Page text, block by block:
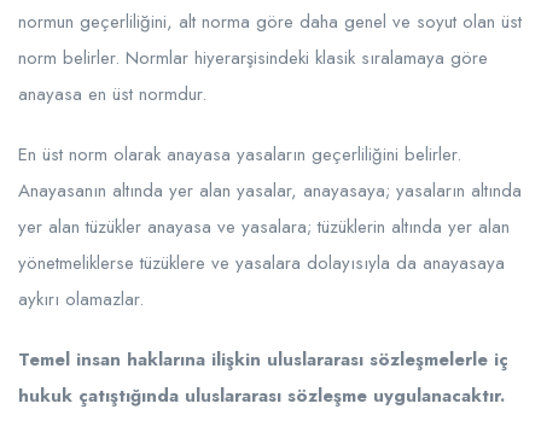
normun geçerliliğini, alt norma göre daha genel ve soyut olan üst
norm belirler. Normlar hiyerarşisindeki klasik sıralamaya göre
anayasa en üst normdur.
En üst norm olarak anayasa yasaların geçerliliğini belirler.
Anayasanın altında yer alan yasalar, anayasaya; yasaların altında
yer alan tüzükler anayasa ve yasalara; tüzüklerin altında yer alan
yönetmeliklerse tüzüklere ve yasalara dolayısıyla da anayasaya
aykırı olamazlar.
Temel insan haklarına ilişkin uluslararası sözleşmelerle iç
hukuk çatıştığında uluslararası sözleşme uygulanacaktır.